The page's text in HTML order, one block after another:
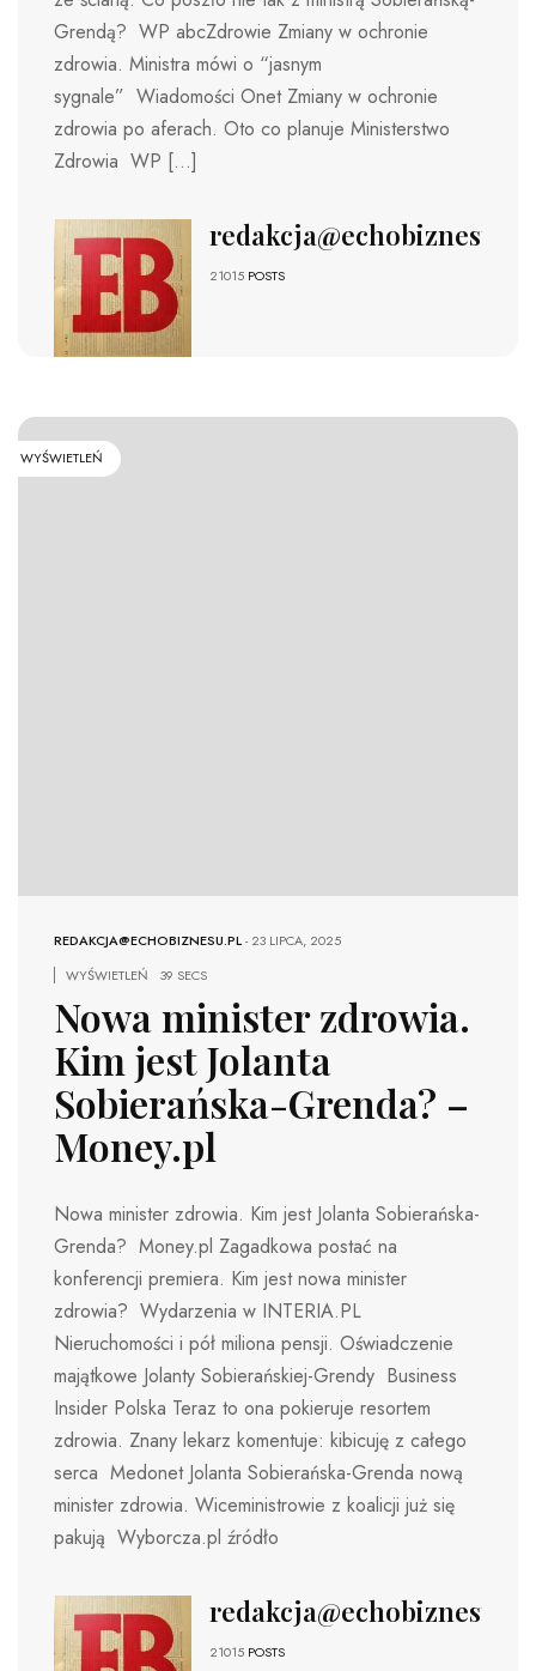
Grendą? WP abcZdrowie Zmiany w ochronie
zdrowia. Ministra mówi o “jasnym
sygnale” Wiadomości Onet Zmiany w ochronie
zdrowia po aferach. Oto co planuje Ministerstwo
Zdrowia WP […]
redakcja@echobiznesu.pl
21015 POSTS
WYŚWIETLEŃ
REDAKCJA@ECHOBIZNESU.PL-23 LIPCA, 2025
WYŚWIETLEŃ
39 SECS
Nowa minister zdrowia.
Kim jest Jolanta
Sobierańska-Grenda? –
Money.pl
Nowa minister zdrowia. Kim jest Jolanta Sobierańska-
Grenda? Money.pl Zagadkowa postać na
konferencji premiera. Kim jest nowa minister
zdrowia? Wydarzenia w INTERIA.PL
Nieruchomości i pół miliona pensji. Oświadczenie
majątkowe Jolanty Sobierańskiej-Grendy Business
Insider Polska Teraz to ona pokieruje resortem
zdrowia. Znany lekarz komentuje: kibicuję z całego
serca Medonet Jolanta Sobierańska-Grenda nową
minister zdrowia. Wiceministrowie z koalicji już się
pakują Wyborcza.pl źródło
redakcja@echobiznesu.pl
21015 POSTS